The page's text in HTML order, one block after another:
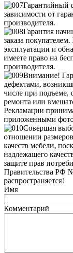
Гарантийный
зависимости от
производителя.
Гарантия
заказа
эксплуатации и
имеете право на
производителя.
Внимание!
дефектами,
числе при подъеме,
ремонта или
Рекламации
приложенными
Совершая
отношении
качеств мебели,
надлежащего
защите прав
Правительства РФ
распространяется!
Имя
Комментарий